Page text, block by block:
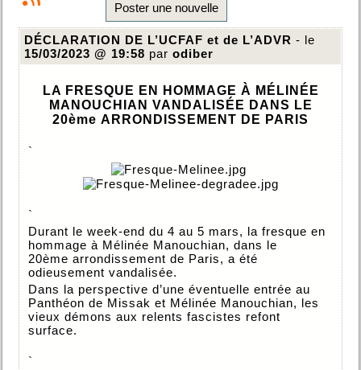
Poster une nouvelle
DÉCLARATION DE L’UCFAF et de L’ADVR - le
15/03/2023 @ 19:58 par odiber
LA FRESQUE EN HOMMAGE À MÉLINÉE
MANOUCHIAN VANDALISÉE DANS LE
20ème ARRONDISSEMENT DE PARIS
`
`
Durant le week-end du 4 au 5 mars, la fresque en
hommage à Mélinée Manouchian, dans le
20ème arrondissement de Paris, a été
odieusement vandalisée.
Dans la perspective d’une éventuelle entrée au
Panthéon de Missak et Mélinée Manouchian, les
vieux démons aux relents fascistes refont
surface.
`